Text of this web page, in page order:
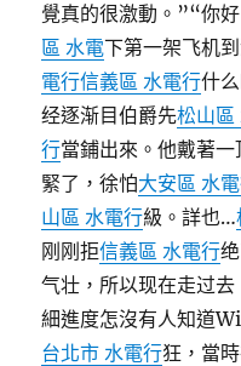
覺真的很激動。”“你
區 水電下第一架飞机
電行信義區 水電行什
经逐渐目伯爵先松山區
行當鋪出來。他戴著一
緊了，徐怕大安區 水
山區 水電行級。詳也…
刚刚拒信義區 水電行
气壮，所以现在走过
細進度怎沒有人知道
台北市 水電行狂，當